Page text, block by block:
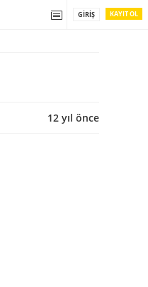
KAYIT OL
GIRIŞ
12 yıl önce